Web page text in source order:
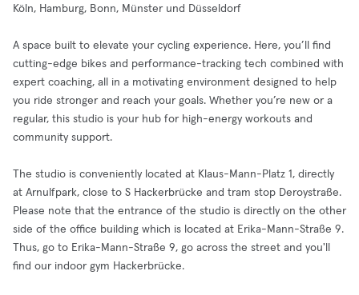
Köln, Hamburg, Bonn, Münster und Düsseldorf
A space built to elevate your cycling experience. Here, you’ll find
cutting-edge bikes and performance-tracking tech combined with
expert coaching, all in a motivating environment designed to help
you ride stronger and reach your goals. Whether you’re new or a
regular, this studio is your hub for high-energy workouts and
community support.
The studio is conveniently located at Klaus-Mann-Platz 1, directly
at Arnulfpark, close to S Hackerbrücke and tram stop Deroystraße.
Please note that the entrance of the studio is directly on the other
side of the office building which is located at Erika-Mann-Straße 9.
Thus, go to Erika-Mann-Straße 9, go across the street and you'll
find our indoor gym Hackerbrücke.